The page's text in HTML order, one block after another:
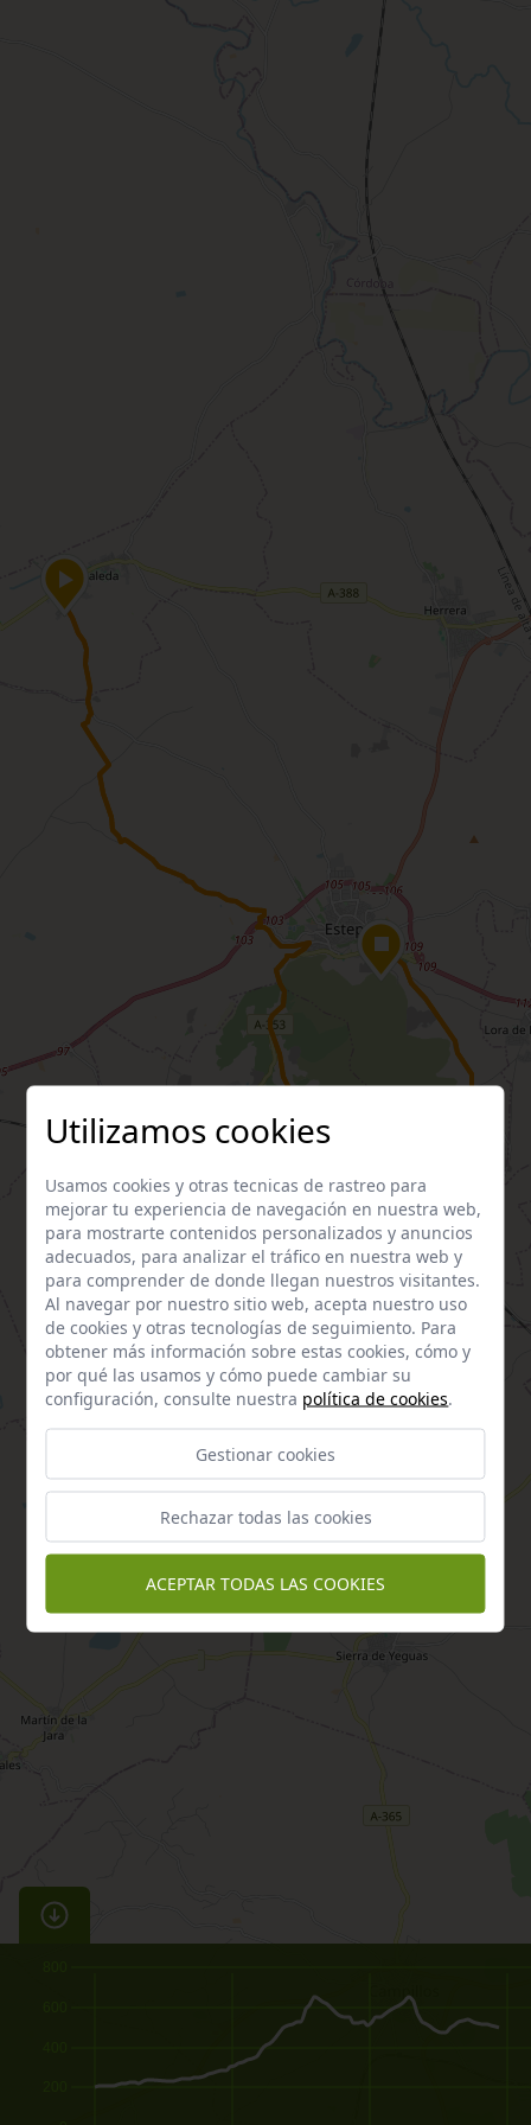
Utilizamos cookies
Usamos cookies y otras tecnicas de rastreo para
mejorar tu experiencia de navegación en nuestra web,
para mostrarte contenidos personalizados y anuncios
adecuados, para analizar el tráfico en nuestra web y
para comprender de donde llegan nuestros visitantes.
Al navegar por nuestro sitio web, acepta nuestro uso
de cookies y otras tecnologías de seguimiento. Para
obtener más información sobre estas cookies, cómo y
por qué las usamos y cómo puede cambiar su
configuración, consulte nuestra política de cookies.
Gestionar cookies
Rechazar todas las cookies
ACEPTAR TODAS LAS COOKIES